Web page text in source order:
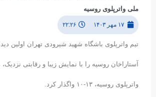
ملی واترپلوی روسیه
۱۷ مهر ۱۴۰۳ ۲۲:۲۶
تیم واترپلوی باشگاه شهید شیرودی تهران اولین
آستاراخان روسیه را با نمایش زیبا و رقابتی نزدیک،
واترپلوی روسیه، ۱۳-۱۰ واگذار کرد.